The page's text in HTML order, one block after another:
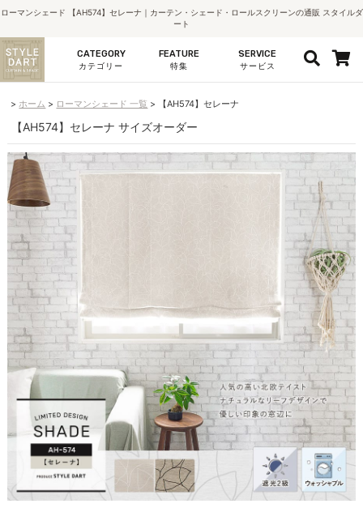
ローマンシェード 【AH574】セレーナ｜カーテン・シェード・ロールスクリーンの通販 スタイルダ
ート
CATEGORY
カテゴリー
FEATURE
特集
SERVICE
サービス
ホーム ローマンシェード 一覧 【AH574】セレーナ
【AH574】セレーナ サイズオーダー